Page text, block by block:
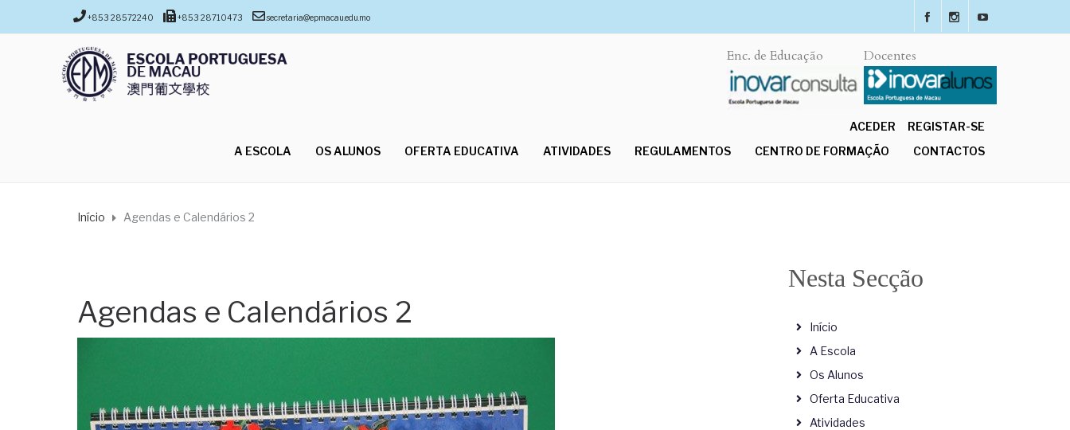
+853 28572240 +853 28710473 secretaria@epmacau.edu.mo
Docentes
Enc. de Educação
ACEDER
REGISTAR-SE
A ESCOLA
OS ALUNOS OFERTA EDUCATIVA ATIVIDADES REGULAMENTOS CENTRO DE FORMAÇÃO CONTACTOS
Início Agendas e Calendários 2
Agendas e Calendários 2
Nesta Secção
Início
A Escola
Os Alunos
Oferta Educativa
Atividades